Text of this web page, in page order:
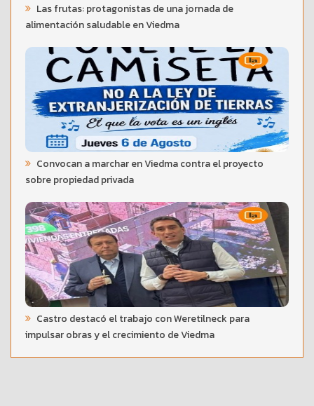
Las frutas: protagonistas de una jornada de
alimentación saludable en Viedma
Convocan a marchar en Viedma contra el proyecto
sobre propiedad privada
Castro destacó el trabajo con Weretilneck para
impulsar obras y el crecimiento de Viedma